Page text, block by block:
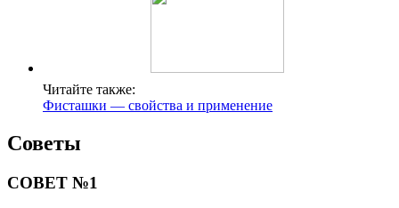
Читайте также:
Фисташки — свойства и применение
Советы
СОВЕТ №1